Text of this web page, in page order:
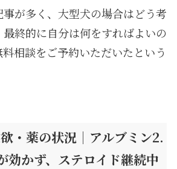
が多く、大型犬の場合はどう考
終的に自分は何をすればよいの
相談をご予約いただいたという
・薬の状況｜アルブミン2.
効かず、ステロイド継続中